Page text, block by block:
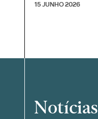
15 JUNHO 2026
Filtrar
Notícias